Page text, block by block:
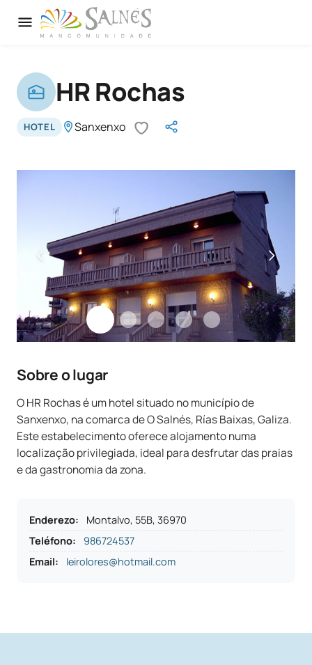
HR Rochas
HOTEL Sanxenxo
Sobre o lugar
O HR Rochas é um hotel situado no município de
Sanxenxo, na comarca de O Salnés, Rías Baixas, Galiza.
Este estabelecimento oferece alojamento numa
localização privilegiada, ideal para desfrutar das praias
e da gastronomia da zona.
Enderezo:
Montalvo, 55B, 36970
Teléfono:
986724537
Email:
leirolores@hotmail.com